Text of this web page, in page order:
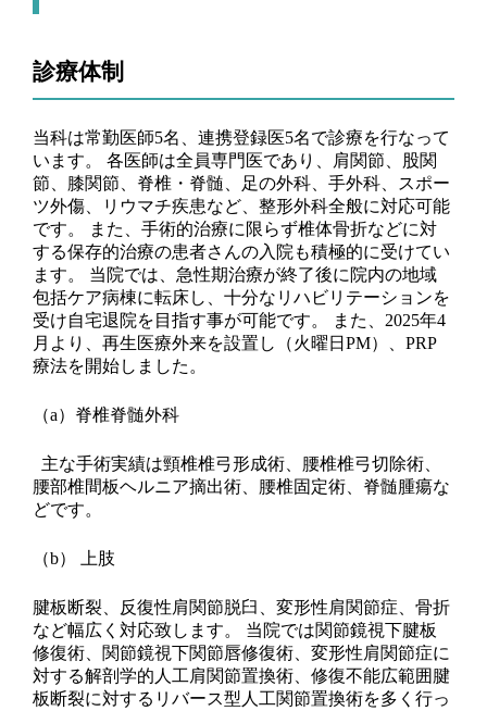
診療体制
当科は常勤医師5名、連携登録医5名で診療を行なって
います。 各医師は全員専門医であり、肩関節、股関
節、膝関節、脊椎・脊髄、足の外科、手外科、スポー
ツ外傷、リウマチ疾患など、整形外科全般に対応可能
です。 また、手術的治療に限らず椎体骨折などに対
する保存的治療の患者さんの入院も積極的に受けてい
ます。 当院では、急性期治療が終了後に院内の地域
包括ケア病棟に転床し、十分なリハビリテーションを
受け自宅退院を目指す事が可能です。 また、2025年4
月より、再生医療外来を設置し（火曜日PM）、PRP
療法を開始しました。
（a） 脊椎脊髄外科
主な手術実績は頸椎椎弓形成術、腰椎椎弓切除術、
腰部椎間板ヘルニア摘出術、腰椎固定術、脊髄腫瘍な
どです。
（b） 上肢
腱板断裂、反復性肩関節脱臼、変形性肩関節症、骨折
など幅広く対応致します。 当院では関節鏡視下腱板
修復術、関節鏡視下関節唇修復術、変形性肩関節症に
対する解剖学的人工肩関節置換術、修復不能広範囲腱
板断裂に対するリバース型人工関節置換術を多く行っ